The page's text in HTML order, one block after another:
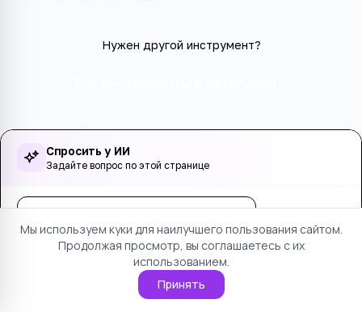
Нужен другой инструмент?
Спросить у ИИ
Задайте вопрос по этой странице
Осталось вопросов:5. Только по этой странице.
Мы используем куки для наилучшего пользования сайтом.
Продолжая просмотр, вы соглашаетесь с их
использованием.
Принять